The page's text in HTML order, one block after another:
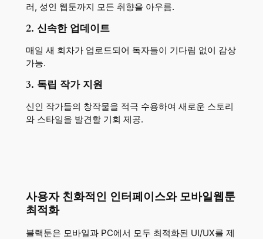
러, 성인 웹툰까지 모든 취향을 아우름.
2. 신속한 업데이트
매일 새 회차가 업로드되어 독자들이 기다림 없이 감상
가능.
3. 독립 작가 지원
신인 작가들의 창작물을 적극 수용하여 새로운 스토리
와 스타일을 발견할 기회 제공.
사용자 친화적인 인터페이스와 모바일웹툰
최적화
블랙툰은 모바일과 PC에서 모두 최적화된 UI/UX를 제